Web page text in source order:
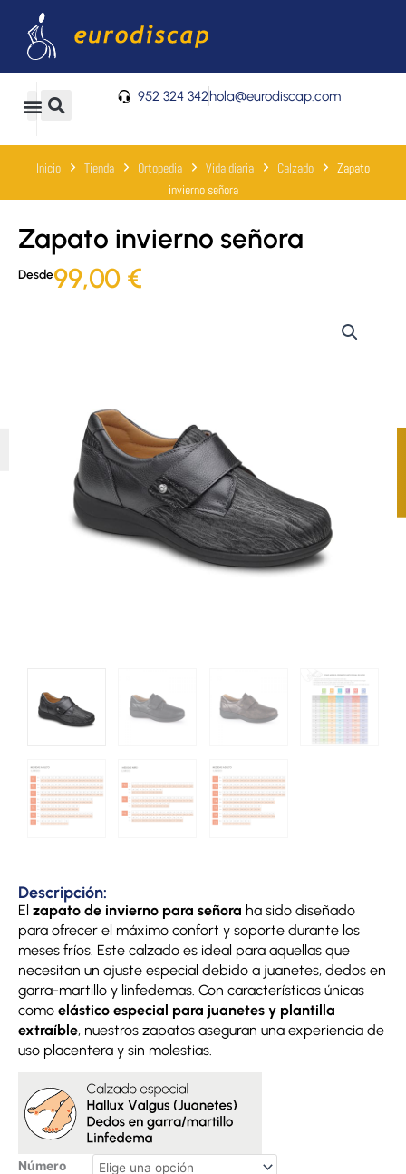
contenido
0
Carrito 952 324 342hola@eurodiscap.com
Inicio Tienda Ortopedia Vida diaria Calzado
Zapato
invierno señora
Zapato invierno señora
Desde99,00 €
Descripción:
El zapato de invierno para señora ha sido diseñado
para ofrecer el máximo confort y soporte durante los
meses fríos. Este calzado es ideal para aquellas que
necesitan un ajuste especial debido a juanetes, dedos en
garra-martillo y linfedemas. Con características únicas
como elástico especial para juanetes y plantilla
extraíble, nuestros zapatos aseguran una experiencia de
uso placentera y sin molestias.
Número
Zapato